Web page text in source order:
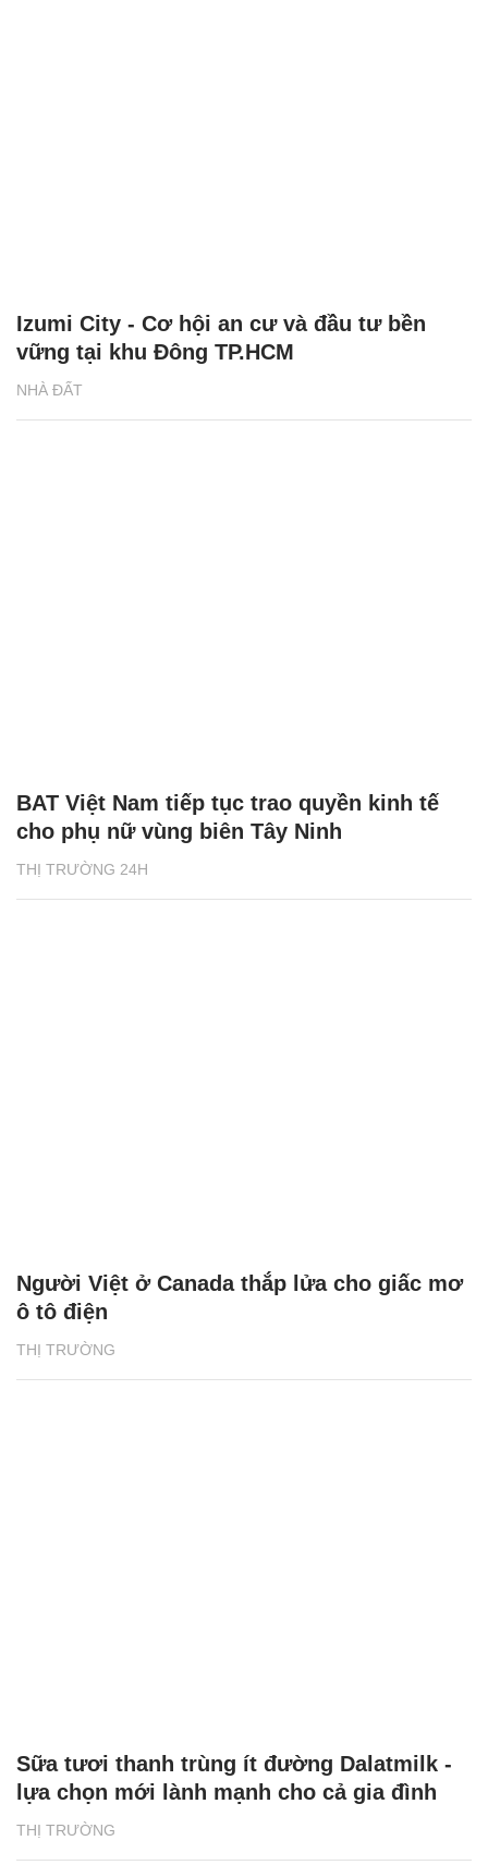
NHÀ ĐẤT
Izumi City - Cơ hội an cư và đầu tư bền
vững tại khu Đông TP.HCM
THỊ TRƯỜNG 24H
BAT Việt Nam tiếp tục trao quyền kinh tế
cho phụ nữ vùng biên Tây Ninh
THỊ TRƯỜNG
Người Việt ở Canada thắp lửa cho giấc mơ
ô tô điện
THỊ TRƯỜNG
Sữa tươi thanh trùng ít đường Dalatmilk -
lựa chọn mới lành mạnh cho cả gia đình